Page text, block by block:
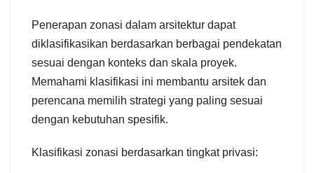
Penerapan zonasi dalam arsitektur dapat
diklasifikasikan berdasarkan berbagai pendekatan
sesuai dengan konteks dan skala proyek.
Memahami klasifikasi ini membantu arsitek dan
perencana memilih strategi yang paling sesuai
dengan kebutuhan spesifik.
Klasifikasi zonasi berdasarkan tingkat privasi: